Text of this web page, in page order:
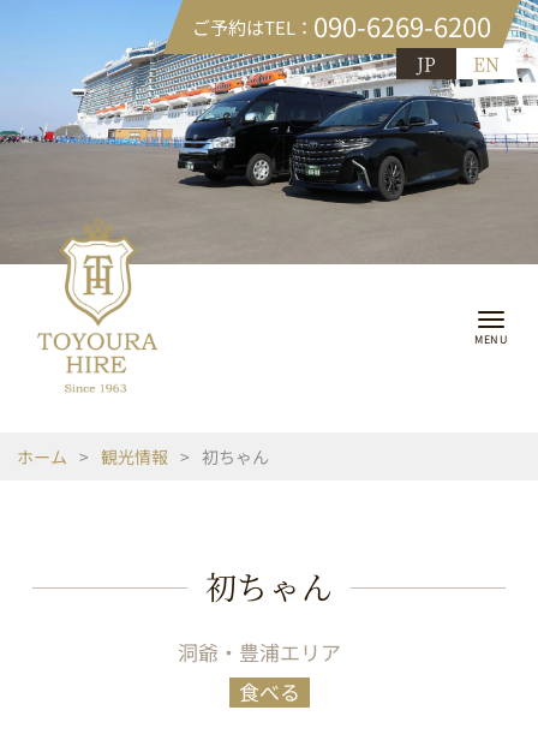
ご予約はTEL： 090-6269-6200
JP EN
ホーム > 観光情報 > 初ちゃん
初ちゃん
洞爺・豊浦エリア
食べる